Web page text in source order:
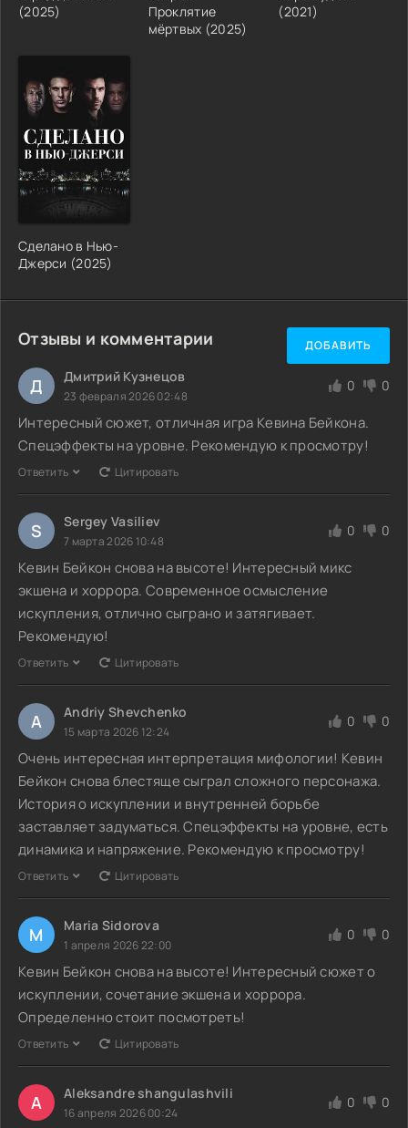
(2025)
Проклятие
мёртвых (2025)
(2021)
Сделано в Нью-
Джерси (2025)
Отзывы и комментарии ДОБАВИТЬ
Д Дмитрий Кузнецов
23 февраля 2026 02:48
0 0
Интересный сюжет, отличная игра Кевина Бейкона.
Спецэффекты на уровне. Рекомендую к просмотру!
Ответить Цитировать
S Sergey Vasiliev
7 марта 2026 10:48
0 0
Кевин Бейкон снова на высоте! Интересный микс
экшена и хоррора. Современное осмысление
искупления, отлично сыграно и затягивает.
Рекомендую!
Ответить Цитировать
A Andriy Shevchenko
15 марта 2026 12:24
0 0
Очень интересная интерпретация мифологии! Кевин
Бейкон снова блестяще сыграл сложного персонажа.
История о искуплении и внутренней борьбе
заставляет задуматься. Спецэффекты на уровне, есть
динамика и напряжение. Рекомендую к просмотру!
Ответить Цитировать
M Maria Sidorova
1 апреля 2026 22:00
0 0
Кевин Бейкон снова на высоте! Интересный сюжет о
искуплении, сочетание экшена и хоррора.
Определенно стоит посмотреть!
Ответить Цитировать
A Aleksandre shangulashvili
16 апреля 2026 00:24
0 0